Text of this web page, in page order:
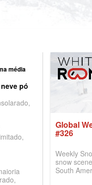
média
pó
Global
#326
Weekly
snow
South